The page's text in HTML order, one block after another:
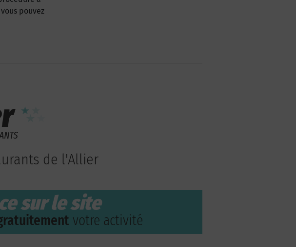
pouvez
de l'Allier
sur le site
votre activité